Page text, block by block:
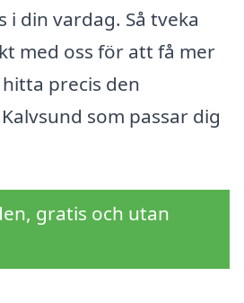
i din vardag. Så tveka
med oss för att få mer
precis den
som passar dig
gratis och utan